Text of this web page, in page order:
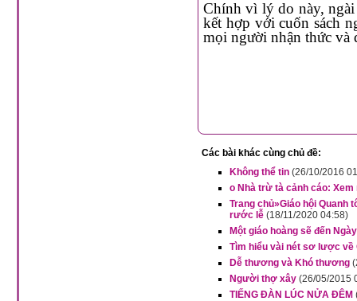
Chính vì lý do này, ngài hy vọng cuộc đối thoại giữa các cặp vợ chồng và các linh mục
kết hợp với cuốn sách
mọi người nhận thức và
Các bài khác cùng chủ đề:
Không thể tin (26/10/2016
o Nhà trừ tà cảnh cáo:
Trang chủ»Giáo hội Quanh
rước lễ (18/11/2020 04:58)
Một giáo hoàng sẽ đến
Tìm hiểu vài nét sơ lược về
Dễ thương và Khó thương
Người thợ xây (26/05/2015
TIẾNG ĐÀN LÚC NỬA ĐÊM